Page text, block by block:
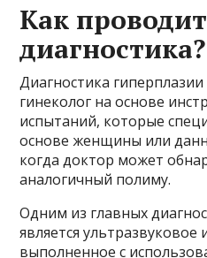
Как
диагностика?
Диагностика
гинеколог на основе
испытаний, которые
основе женщины или
когда доктор может
аналогичный полиму.
Одним из главных
является ультразвуковое
выполненное с